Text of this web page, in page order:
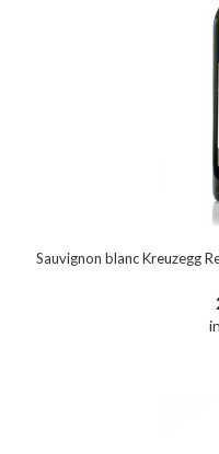
Sauvignon blanc Kreuzegg